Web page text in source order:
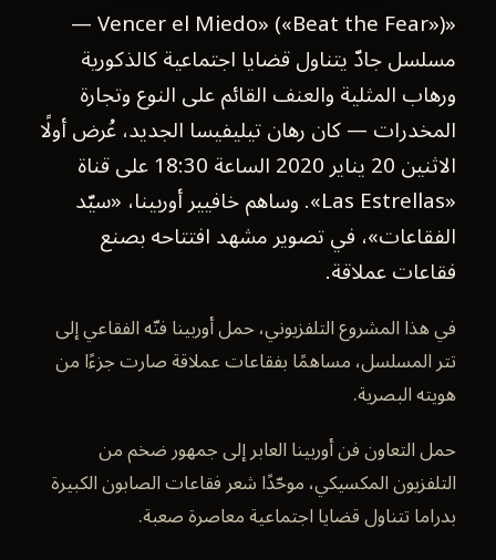
«Vencer el Miedo» («Beat the Fear») —
مسلسل جادّ يتناول قضايا اجتماعية كالذكورية
ورهاب المثلية والعنف القائم على النوع وتجارة
المخدرات — كان رهان تيليفيسا الجديد، عُرض أولًا
الاثنين 20 يناير 2020 الساعة 18:30 على قناة
«Las Estrellas». وساهم خافيير أوربينا، «سيّد
الفقاعات»، في تصوير مشهد افتتاحه بصنع
فقاعات عملاقة.
في هذا المشروع التلفزيوني، حمل أوربينا فنّه الفقاعي إلى
تتر المسلسل، مساهمًا بفقاعات عملاقة صارت جزءًا من
هويته البصرية.
حمل التعاون فن أوربينا العابر إلى جمهور ضخم من
التلفزيون المكسيكي، موحّدًا شعر فقاعات الصابون الكبيرة
بدراما تتناول قضايا اجتماعية معاصرة صعبة.